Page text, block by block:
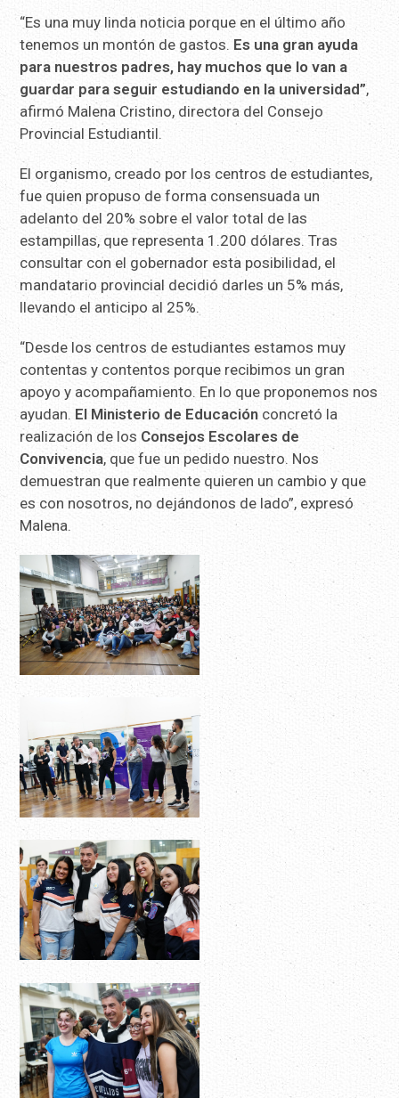
“Es una muy linda noticia porque en el último año
tenemos un montón de gastos. Es una gran ayuda
para nuestros padres, hay muchos que lo van a
guardar para seguir estudiando en la universidad”,
afirmó Malena Cristino, directora del Consejo
Provincial Estudiantil.
El organismo, creado por los centros de estudiantes,
fue quien propuso de forma consensuada un
adelanto del 20% sobre el valor total de las
estampillas, que representa 1.200 dólares. Tras
consultar con el gobernador esta posibilidad, el
mandatario provincial decidió darles un 5% más,
llevando el anticipo al 25%.
“Desde los centros de estudiantes estamos muy
contentas y contentos porque recibimos un gran
apoyo y acompañamiento. En lo que proponemos nos
ayudan. El Ministerio de Educación concretó la
realización de los Consejos Escolares de
Convivencia, que fue un pedido nuestro. Nos
demuestran que realmente quieren un cambio y que
es con nosotros, no dejándonos de lado”, expresó
Malena.